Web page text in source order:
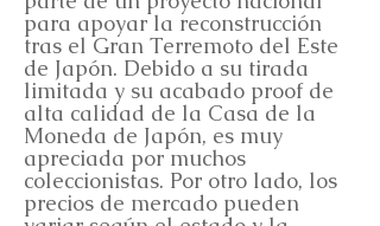
para apoyar la reconstrucción
tras el Gran Terremoto del Este
de Japón. Debido a su tirada
limitada y su acabado proof de
alta calidad de la Casa de la
Moneda de Japón, es muy
apreciada por muchos
coleccionistas. Por otro lado, los
precios de mercado pueden